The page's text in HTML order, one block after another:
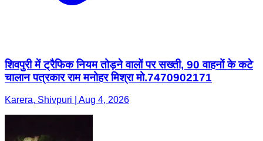
शिवपुरी में ट्रैफिक नियम तोड़ने वालों पर सख्ती, 90 वाहनों के कटे
चालान पत्रकार राम मनोहर मिश्रा मो.7470902171
Karera, Shivpuri | Aug 4, 2026